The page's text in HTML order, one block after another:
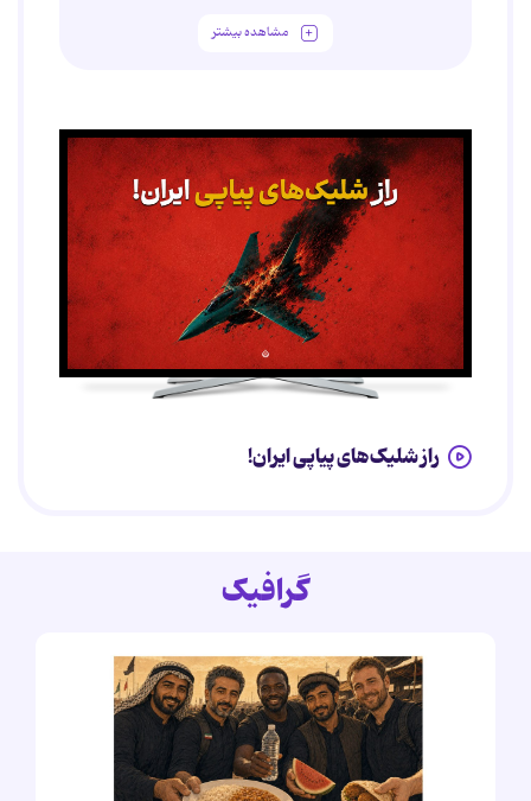
مشاهده بیشتر
راز شلیک‌های پیاپی ایران!
گرافیک